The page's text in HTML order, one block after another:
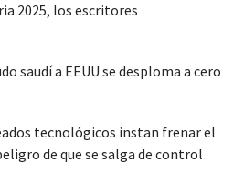
2025, los escritores
saudí a EEUU se desploma a cero
tecnológicos instan frenar el
de que se salga de control